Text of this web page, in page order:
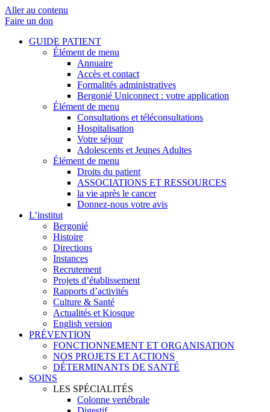
Aller au contenu
Faire un don
GUIDE PATIENT
Élément de menu
Annuaire
Accès et contact
Formalités administratives
Bergonié Uniconnect : votre application
Élément de menu
Consultations et téléconsultations
Hospitalisation
Votre séjour
Adolescents et Jeunes Adultes
Élément de menu
Droits du patient
ASSOCIATIONS ET RESSOURCES
la vie après le cancer
Donnez-nous votre avis
L’institut
Bergonié
Histoire
Directions
Instances
Recrutement
Projets d’établissement
Rapports d’activités
Culture & Santé
Actualités et Kiosque
English version
PRÉVENTION
FONCTIONNEMENT ET ORGANISATION
NOS PROJETS ET ACTIONS
DÉTERMINANTS DE SANTÉ
SOINS
LES SPÉCIALITÉS
Colonne vertébrale